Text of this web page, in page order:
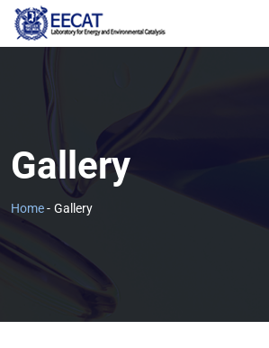
Gallery
Home- Gallery